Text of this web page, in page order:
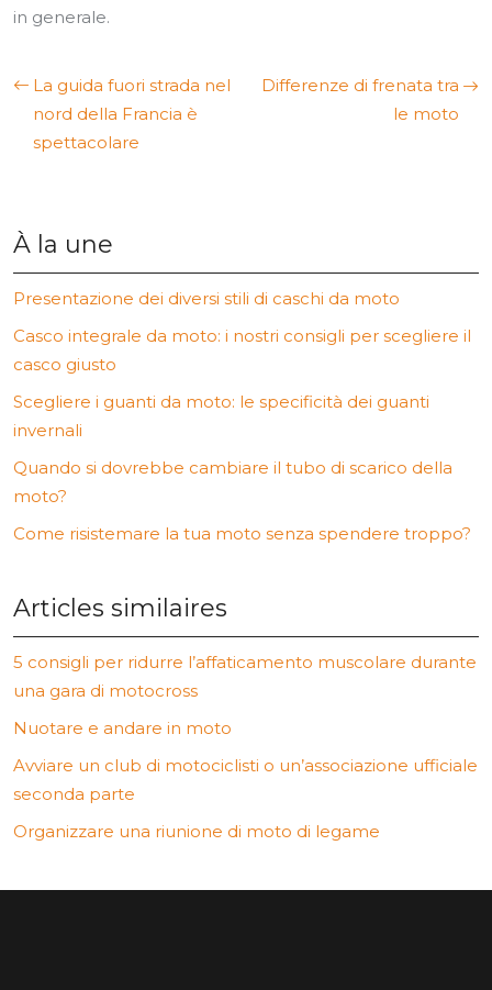
in generale.
La guida fuori strada nel
nord della Francia è
spettacolare
Differenze di frenata tra
le moto
À la une
Presentazione dei diversi stili di caschi da moto
Casco integrale da moto: i nostri consigli per scegliere il
casco giusto
Scegliere i guanti da moto: le specificità dei guanti
invernali
Quando si dovrebbe cambiare il tubo di scarico della
moto?
Come risistemare la tua moto senza spendere troppo?
Articles similaires
5 consigli per ridurre l’affaticamento muscolare durante
una gara di motocross
Nuotare e andare in moto
Avviare un club di motociclisti o un’associazione ufficiale
seconda parte
Organizzare una riunione di moto di legame